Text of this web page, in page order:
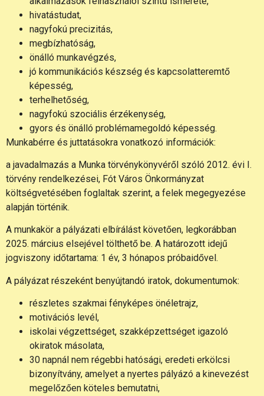
hivatástudat,
nagyfokú precizitás,
megbízhatóság,
önálló munkavégzés,
jó kommunikációs készség és kapcsolatteremtő
képesség,
terhelhetőség,
nagyfokú szociális érzékenység,
gyors és önálló problémamegoldó képesség.
Munkabérre és juttatásokra vonatkozó információk:
a javadalmazás a Munka törvénykönyvéről szóló 2012. évi I.
törvény rendelkezései, Fót Város Önkormányzat
költségvetésében foglaltak szerint, a felek megegyezése
alapján történik.
A munkakör a pályázati elbírálást követően, legkorábban
2025. március elsejével tölthető be. A határozott idejű
jogviszony időtartama: 1 év, 3 hónapos próbaidővel.
A pályázat részeként benyújtandó iratok, dokumentumok:
részletes szakmai fényképes önéletrajz,
motivációs levél,
iskolai végzettséget, szakképzettséget igazoló
okiratok másolata,
30 napnál nem régebbi hatósági, eredeti erkölcsi
bizonyítvány, amelyet a nyertes pályázó a kinevezést
megelőzően köteles bemutatni,